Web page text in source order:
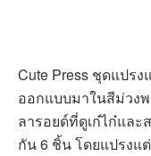
Cute Press ชุดแปร
ออกแบบมาในสีม่วงพ
ลารอยด์ที่ดูเก๋ไก๋แล
กัน 6 ชิ้น โดยแปรง